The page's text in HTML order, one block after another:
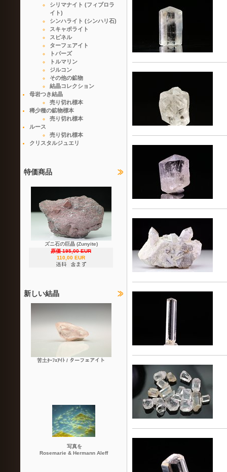
シリマナイト (フィブロラ
イト)
シンハライト (シンハリ石)
スキャポライト
スピネル
ターフェアイト
トパーズ
トルマリン
ジルコン
その他の鉱物
結晶コレクション
母岩つき結晶
売り切れ標本
稀少種の鉱物標本
売り切れ標本
ルース
売り切れ標本
クリスタルジュエリ
特価商品
ズニ石の巨晶 (Zunyite)
原価 195,00 EUR
110,00 EUR
新しい結晶
苦土ﾀｰﾌｪｱｲﾄ / ターフェアイト
写真を
Rosemarie & Hermann Aleff